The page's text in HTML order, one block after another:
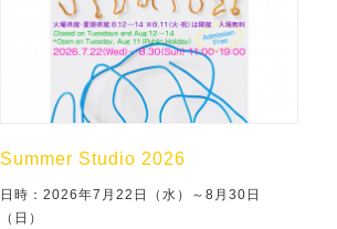
Summer Studio 2026
日時：2026年7月22日（水）～8月30日
（日）